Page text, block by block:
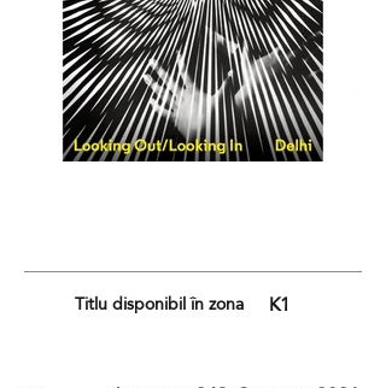
Titlu disponibil în zona K1